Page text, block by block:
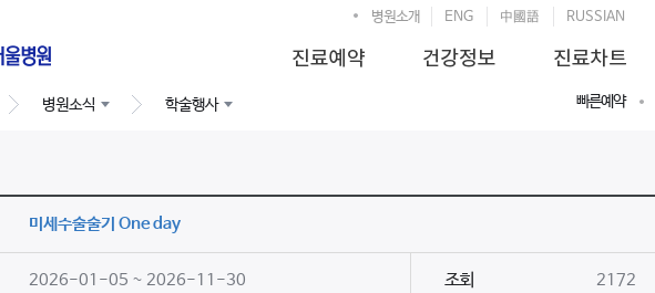
병원소개 ENG 中國語 RUSSIAN
병원소식 학술행사 빠른예약
미세수술술기 One day
2026-01-05 ~ 2026-11-30 조회 2172